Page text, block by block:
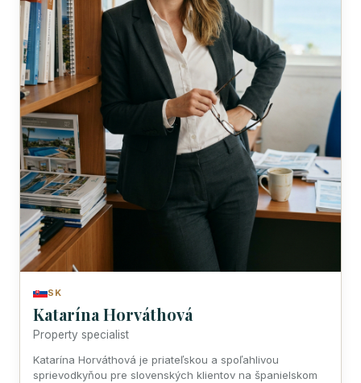
SK
Katarína Horváthová
Property specialist
Katarína Horváthová je priateľskou a spoľahlivou
sprievodkyňou pre slovenských klientov na španielskom